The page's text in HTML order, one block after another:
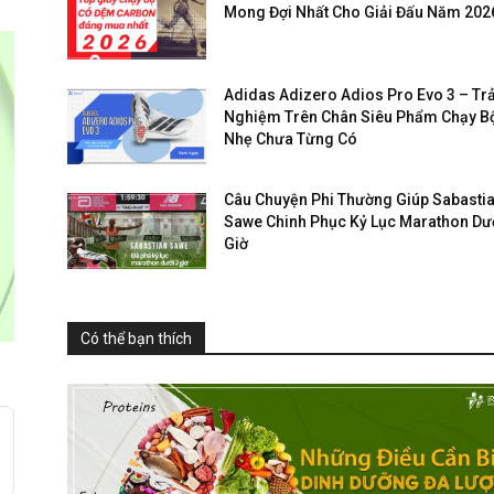
Mong Đợi Nhất Cho Giải Đấu Năm
Adidas Adizero Adios Pro Evo 3 –
Nghiệm Trên Chân Siêu Phẩm Chạy
Nhẹ Chưa Từng Có
Câu Chuyện Phi Thường Giúp
Sawe Chinh Phục Kỷ Lục Marathon
Giờ
Có thể bạn thích